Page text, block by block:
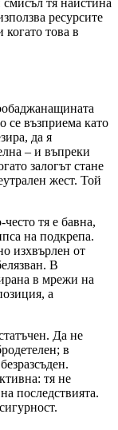
ресурсите
когато това в
се възприема като
да я
– и въпреки
залогът стане
жест. Той
тя е бавна,
на подкрепа.
изхвърлен от
В
в мрежи на
а
Да не
в
тя не
последствията.